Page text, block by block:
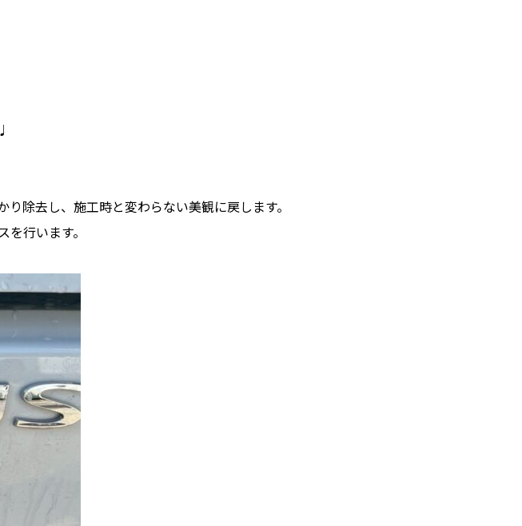
除去し、施工時と変わらない美観に戻します。
行います。